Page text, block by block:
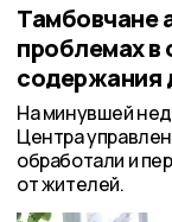
Тамбовчане
проблемах в
содержания
На минувшей
Центра
обработали и
от жителей.